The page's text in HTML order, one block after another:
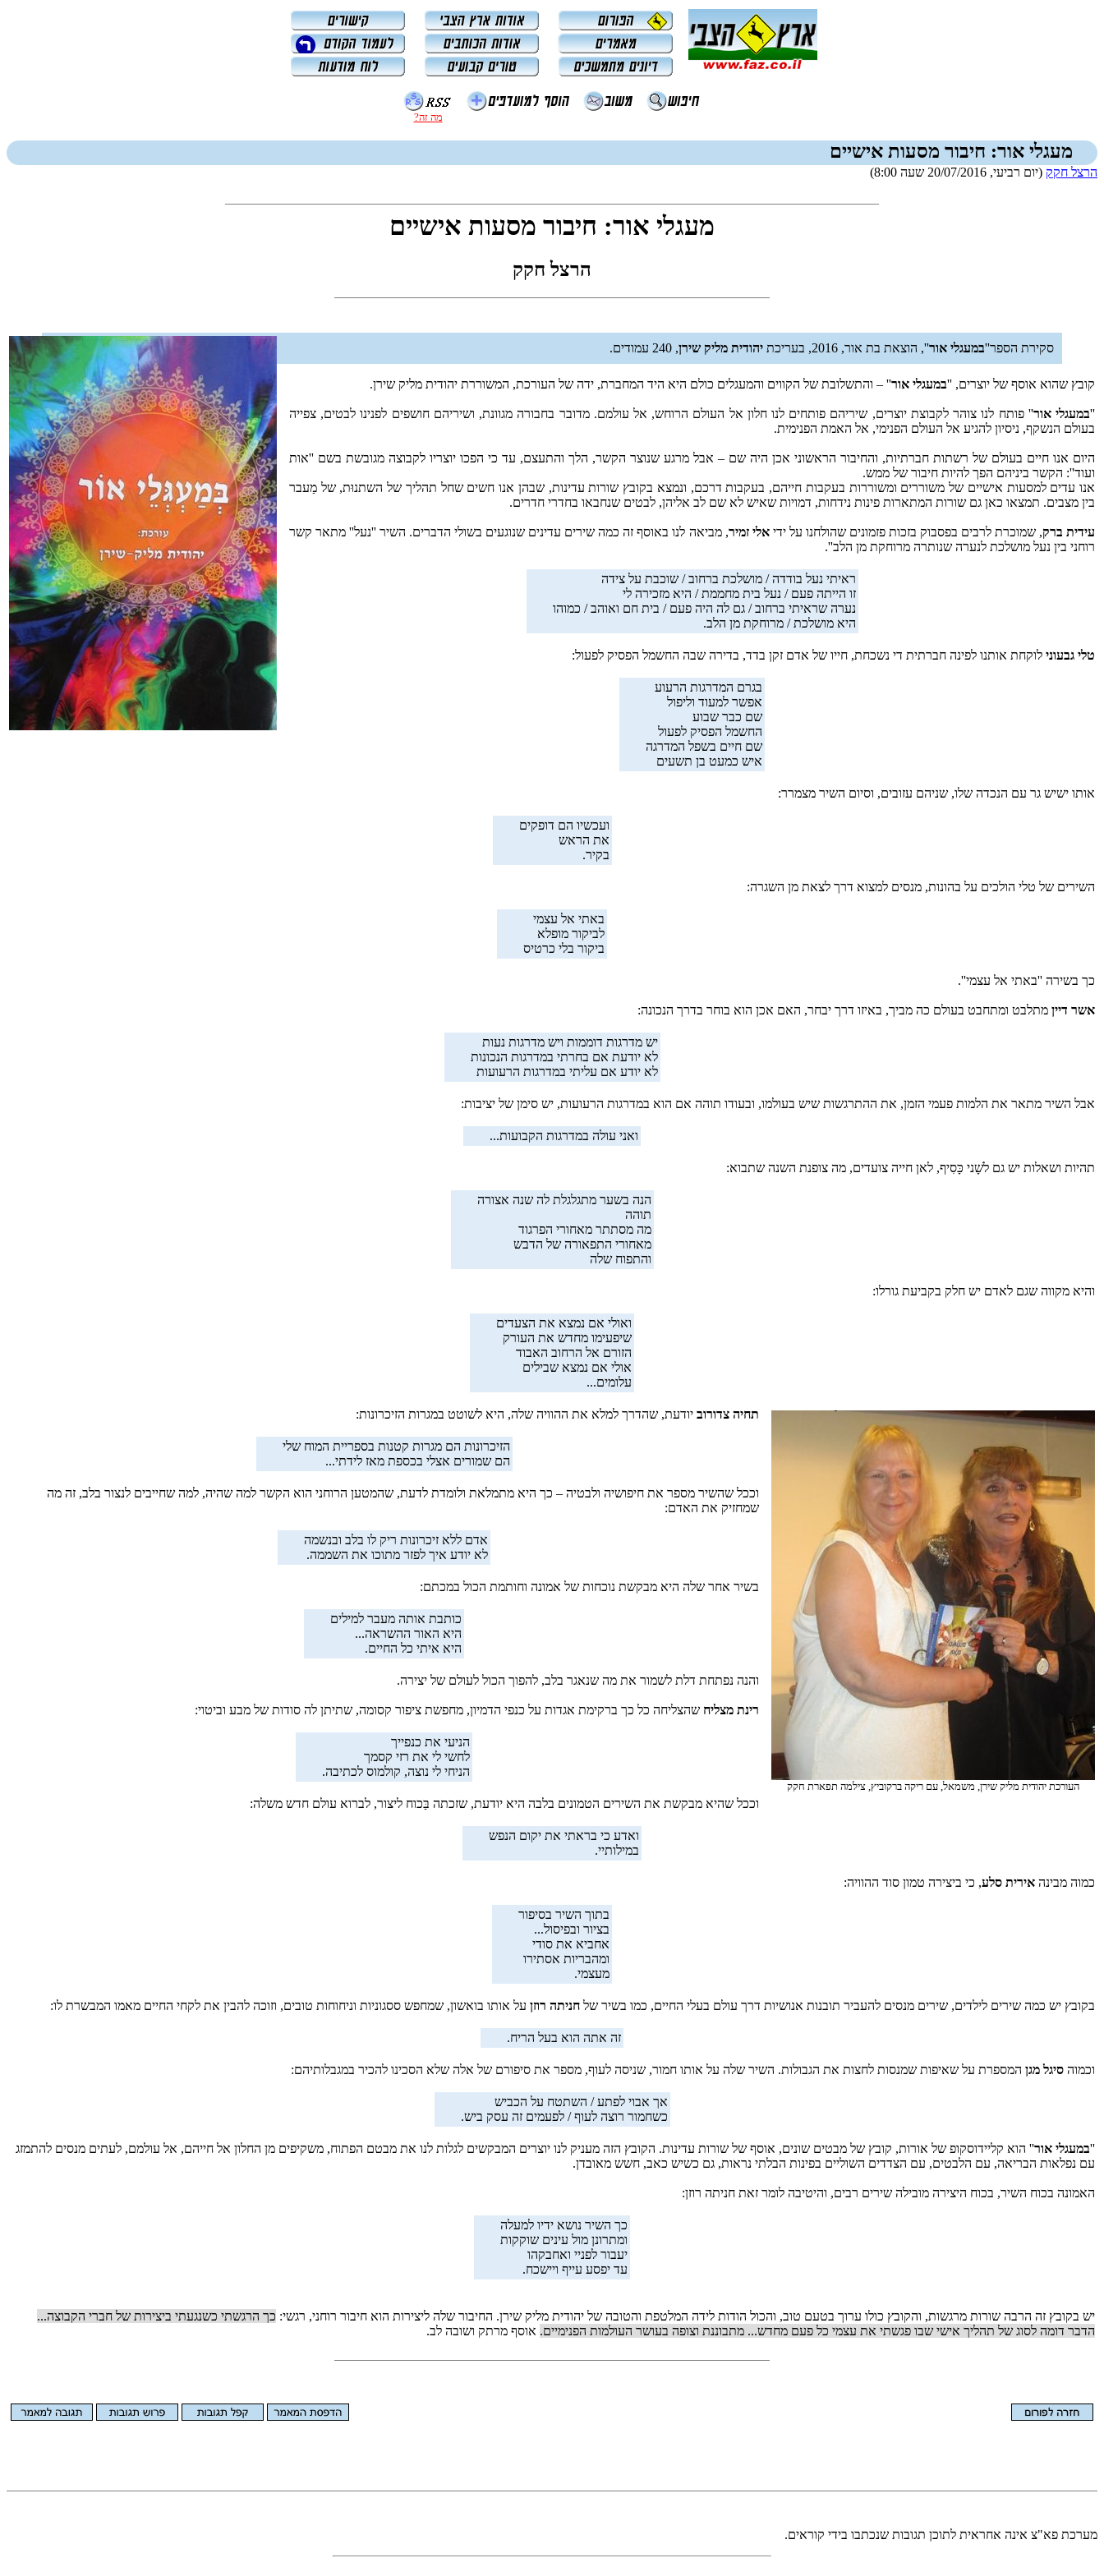
מה זה?
מעגלי אור: חיבור מסעות אישיים
הרצל חקק (יום רביעי, 20/07/2016 שעה 8:00)
מעגלי אור: חיבור מסעות אישיים
הרצל חקק
סקירת הספר''במעגלי אור'', הוצאת בת אור, 2016, בעריכת יהודית מליק שירן, 240 עמודים.
קובץ שהוא אוסף של יוצרים, ''במעגלי אור'' – והתשלובת של הקווים והמעגלים כולם היא היד המחברת, ידה של העורכת, המשוררת יהודית מליק שירן.
''במעגלי אור'' פותח לנו צוהר לקבוצת יוצרים, שיריהם פותחים לנו חלון אל העולם הרוחש, אל עולמם. מדובר בחבורה מגוונת, ושיריהם חושפים לפנינו לבטים, צפייה
בעולם הנשקף, ניסיון להגיע אל העולם הפנימי, אל האמת הפנימית.
היום אנו חיים בעולם של רשתות חברתיות, והחיבור הראשוני אכן היה שם – אבל מרגע שנוצר הקשר, הלך והתעצם, עד כי הפכו יוצריו לקבוצה מגובשת בשם ''אות
ועוד'': הקשר ביניהם הפך להיות חיבור של ממש.
אנו עדים למסעות אישיים של משוררים ומשוררות בעקבות חייהם, בעקבות דרכם, ונמצא בקובץ שורות עדינות, שבהן אנו חשים שחל תהליך של השתנוּת, של מַעבר
בין מצבים. תמצאו כאן גם שורות המתארות פינות נידחות, דמויות שאיש לא שם לב אליהן, לבטים שנחבאו בחדרי חדרים.
עידית ברק, שמוכרת לרבים בפסבוק בזכות פזמונים שהולחנו על ידיאלי זמיר, מביאה לנו באוסף זה כמה שירים עדינים שנוגעים בשולי הדברים. השיר ''נעל'' מתאר קשר
רוחני בין נעל מושלכת לנערה שנותרה מרוחקת מן הלב''.
ראיתי נעל בודדה / מושלכת ברחוב / שוכבת על צידה
זו הייתה פעם / נעל בית מחממת / היא מזכירה לי
נערה שראיתי ברחוב / גם לה היה פעם / בית חם ואוהב / כמוהו
היא מושלכת / מרוחקת מן הלב.
טלי גבעוני לוקחת אותנו לפינה חברתית די נשכחת, חייו של אדם זקן בדד, בדירה שבה החשמל הפסיק לפעול:
בגרם המדרגות הרעוע
אפשר למעוד וליפול
שם כבר שבוע
החשמל הפסיק לפעול
שם חיים בשפל המדרגה
איש כמעט בן תשעים
אותו ישיש גר עם הנכדה שלו, שניהם עזובים, וסיום השיר מצמרר:
ועכשיו הם דופקים
את הראש
בקיר.
השירים של טלי הולכים על בהונות, מנסים למצוא דרך לצאת מן השגרה:
באתי אל עצמי
לביקור מופלא
ביקור בלי כרטיס
כך בשירה ''באתי אל עצמי''.
אשר דיין מתלבט ומתחבט בעולם כה מביך, באיזו דרך יבחר, האם אכן הוא בוחר בדרך הנכונה:
יש מדרגות דוממות ויש מדרגות נעות
לא יודעת אם בחרתי במדרגות הנכונות
לא יודע אם עליתי במדרגות הרעועות
אבל השיר מתאר את הלמות פעמי הזמן, את ההתרגשות שיש בעולמו, ובעודו תוהה אם הוא במדרגות הרעועות, יש סימן של יציבות:
ואני עולה במדרגות הקבועות...
תהיות ושאלות יש גם לשָׁני כָּסִיף, לאן חייה צועדים, מה צופנת השנה שתבוא:
הנה בשער מתגלגלת לה שנה אצורה
תוהה
מה מסתתר מאחורי הפרגוד
מאחורי התפאורה של הדבש
והתפוח שלה
והיא מקווה שגם לאדם יש חלק בקביעת גורלו:
ואולי אם נמצא את הצעדים
שיפעימו מחדש את העורק
הזורם אל הרחוב האבוד
אולי אם נמצא שבילים
עלומים...
העורכת יהודית מליק שירן, משמאל, עם ריקה ברקוביץ, צילמה תפארת חקק
תחיה צדורוב יודעת, שהדרך למלא את ההוויה שלה, היא לשוטט במגרות הזיכרונות:
הזיכרונות הם מגרות קטנות בספריית המוח שלי
הם שמורים אצלי בכספת מאז לידתי...
וככל שהשיר מספר את חיפושיה ולבטיה – כך היא מתמלאת ולומדת לדעת, שהמטען הרוחני הוא הקשר למה שהיה, למה שחייבים לנצור בלב, זה מה
שמחזיק את האדם:
אדם ללא זיכרונות ריק לו בלב ובנשמה
לא יודע איך לפזר מתוכו את השממה.
בשיר אחר שלה היא מבקשת נוכחות של אמונה וחותמת הכול במכתם:
כותבת אותה מעבר למילים
היא האור ההשראה...
היא איתי כל החיים.
והנה נפתחת דלת לשמור את מה שנאגר בלב, להפוך הכול לעולם של יצירה.
רינת מצליח שהצליחה כל כך ברקימת אגדות על כנפי הדמיון, מחפשת ציפור קסומה, שתיתן לה סודות של מבע וביטוי:
הניעי את כנפייך
לחשי לי את רזי קסמך
הניחי לי נוצה, קולמוס לכתיבה.
וככל שהיא מבקשת את השירים הטמונים בלבה היא יודעת, שזכתה בַּכוח ליצור, לברוא עולם חדש משלה:
ואדע כי בראתי את יקום הנפש
במילותיי.
כמוה מבינה אירית סלע, כי ביצירה טמון סוד ההוויה:
בתוך השיר בסיפור
בציור ובפיסול...
אחביא את סודי
ומהבריות אסתירו
מעצמי.
בקובץ יש כמה שירים לילדים, שירים מנסים להעביר תובנות אנושיות דרך עולם בעלי החיים, כמו בשיר של חניתה רוזן על אותו בואשון, שמחפש ססגוניות וניחוחות טובים, וזוכה להבין את לקחי החיים מאמו המבשרת לו:
זה אתה הוא בעל הריח.
וכמוה סיגל מגן המספרת על שאיפות שמנסות לחצות את הגבולות. השיר שלה על אותו חמור, שניסה לעוף, מספר את סיפורם של אלה שלא הסכינו להכיר במגבלותיהם:
אך אבוי לפתע / השתטח על הכביש
כשחמור רוצה לעוף / לפעמים זה עסק ביש.
''במעגלי אור'' הוא קליידוסקופ של אורות, קובץ של מבטים שונים, אוסף של שורות עדינות. הקובץ הזה מעניק לנו יוצרים המבקשים לגלות לנו את מבטם הפתוח, משקיפים מן החלון אל חייהם, אל עולמם, לעתים מנסים להתמזג
עם נפלאות הבריאה, עם הלבטים, עם הצדדים השוליים בפינות הבלתי נראות, גם כשיש כאב, חשש מאובדן.
האמונה בכוח השיר, בכוח היצירה מובילה שירים רבים, והיטיבה לומר זאת חניתה רוזן:
כך השיר נושא ידיו למעלה
ומתרונן מול עינים שוקקות
יעבור לפניי ואחבקהו
עד יפסע עייף ויישכח.
יש בקובץ זה הרבה שורות מרגשות, והקובץ כולו ערוך בטעם טוב, והכול הודות לידה המלטפת והטובה של יהודית מליק שירן. החיבור שלה ליצירות הוא חיבור רוחני, רגשי: כך הרגשתי כשנגעתי ביצירות של חברי הקבוצה...
הדבר דומה לסוג של תהליך אישי שבו פגשתי את עצמי כל פעם מחדש... מתבוננת וצופה בעושר העולמות הפנימיים. אוסף מרתק ושובה לב.
מערכת פא"צ אינה אחראית לתוכן תגובות שנכתבו בידי קוראים.